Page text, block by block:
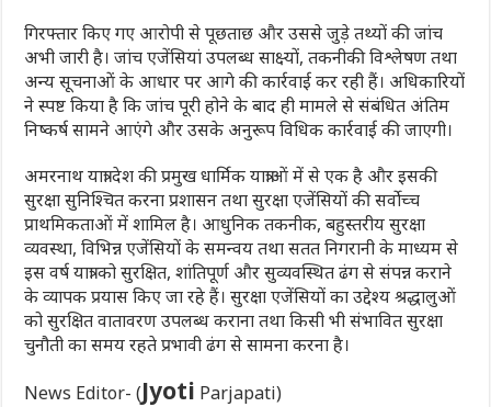
गिरफ्तार किए गए आरोपी से पूछताछ और उससे जुड़े तथ्यों की जांच
अभी जारी है। जांच एजेंसियां उपलब्ध साक्ष्यों, तकनीकी विश्लेषण तथा
अन्य सूचनाओं के आधार पर आगे की कार्रवाई कर रही हैं। अधिकारियों
ने स्पष्ट किया है कि जांच पूरी होने के बाद ही मामले से संबंधित अंतिम
निष्कर्ष सामने आएंगे और उसके अनुरूप विधिक कार्रवाई की जाएगी।
अमरनाथ यात्रा देश की प्रमुख धार्मिक यात्राओं में से एक है और इसकी
सुरक्षा सुनिश्चित करना प्रशासन तथा सुरक्षा एजेंसियों की सर्वोच्च
प्राथमिकताओं में शामिल है। आधुनिक तकनीक, बहुस्तरीय सुरक्षा
व्यवस्था, विभिन्न एजेंसियों के समन्वय तथा सतत निगरानी के माध्यम से
इस वर्ष यात्रा को सुरक्षित, शांतिपूर्ण और सुव्यवस्थित ढंग से संपन्न कराने
के व्यापक प्रयास किए जा रहे हैं। सुरक्षा एजेंसियों का उद्देश्य श्रद्धालुओं
को सुरक्षित वातावरण उपलब्ध कराना तथा किसी भी संभावित सुरक्षा
चुनौती का समय रहते प्रभावी ढंग से सामना करना है।
News Editor- (Jyoti Parjapati)